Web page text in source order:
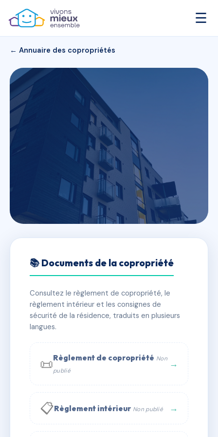
☰
← Annuaire des copropriétés
Copropriété 2 rue Gutenberg
✓ Immatriculée 🏠 4 lots 🏗 1 bâtiment(s)
📞 Contacter Syndic Digital
📚 Documents de la copropriété
Consultez le règlement de copropriété, le
règlement intérieur et les consignes de
sécurité de la résidence, traduits en plusieurs
langues.
📜Règlement de copropriété Non
publié
→
📋Règlement intérieur Non publié →